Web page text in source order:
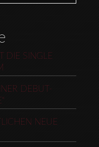
DIE SINGLE
DEBUT-
NEUE